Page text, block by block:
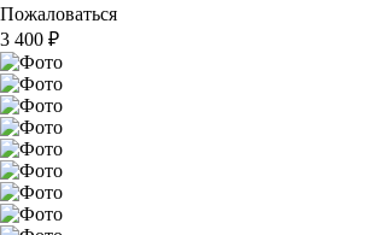
Пожаловаться
3 400 ₽